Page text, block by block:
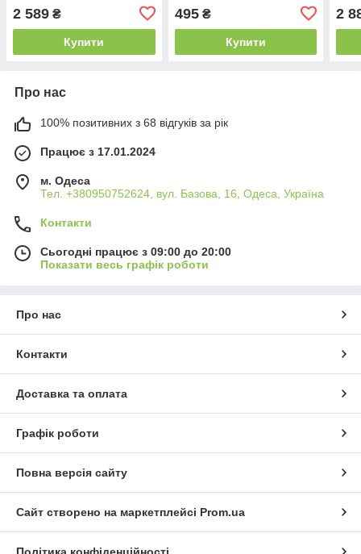
2 589 ₴
Купити
495₴
Купити
2
Про нас
100% позитивних з 68 відгуків за рік
Працює з 17.01.2024
м. Одеса
Тел. +380950752624, вул. Базова, 16, Одеса, Україна
Контакти
Сьогодні працює з 09:00 до 20:00
Показати весь графік роботи
Про нас
Контакти
Доставка та оплата
Графік роботи
Повна версія сайту
Сайт створено на маркетплейсі Prom.ua